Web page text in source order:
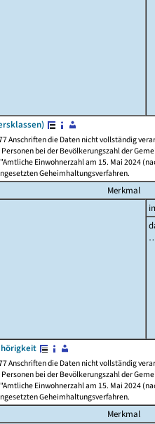
Anschriften die Daten nicht vollständig
bei der Bevölkerungszahl der
Einwohnerzahl am 15. Mai 2024
Geheimhaltungsverfahren.
Merkmal
Anschriften die Daten nicht vollständig
bei der Bevölkerungszahl der
Einwohnerzahl am 15. Mai 2024
Geheimhaltungsverfahren.
Merkmal